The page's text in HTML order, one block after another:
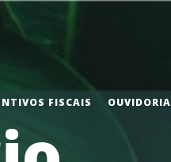
FISCAIS OUVIDORIA